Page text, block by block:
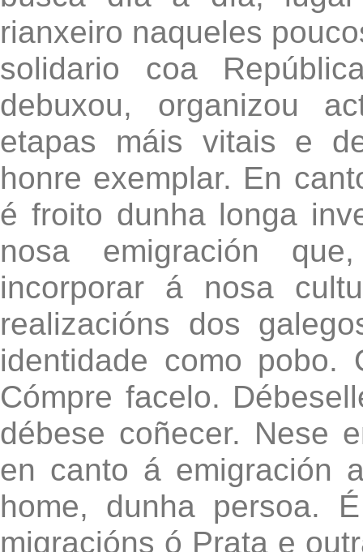
rianxeiro naqueles
solidario coa
debuxou, organizou
etapas máis vitais e
honre exemplar. En
é froito dunha longa
nosa emigración
incorporar á nosa
realizacións dos
identidade como pobo.
Cómpre facelo.
débese coñecer. Nese
en canto á emigración
home, dunha persoa.
migracións ó Prata e